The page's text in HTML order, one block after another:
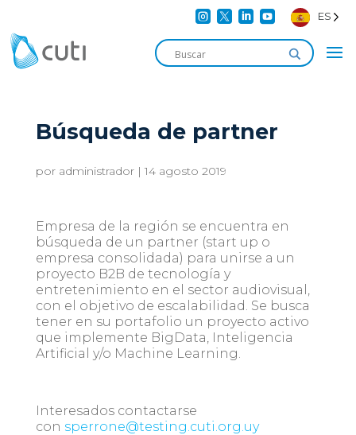
    ES
Búsqueda de partner
por administrador|14 agosto 2019
Empresa de la región se encuentra en
búsqueda de un partner (start up o
empresa consolidada) para unirse a un
proyecto B2B de tecnología y
entretenimiento en el sector audiovisual,
con el objetivo de escalabilidad. Se busca
tener en su portafolio un proyecto activo
que implemente BigData, Inteligencia
Artificial y/o Machine Learning.
Interesados contactarse
con sperrone@testing.cuti.org.uy